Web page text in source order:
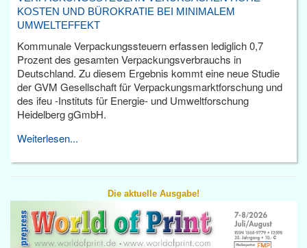
KOSTEN UND BÜROKRATIE BEI MINIMALEM
UMWELTEFFEKT
Kommunale Verpackungssteuern erfassen lediglich 0,7
Prozent des gesamten Verpackungsverbrauchs in
Deutschland. Zu diesem Ergebnis kommt eine neue Studie
der GVM Gesellschaft für Verpackungsmarktforschung und
des ifeu -Instituts für Energie- und Umweltforschung
Heidelberg gGmbH.
Weiterlesen...
Die aktuelle Ausgabe!